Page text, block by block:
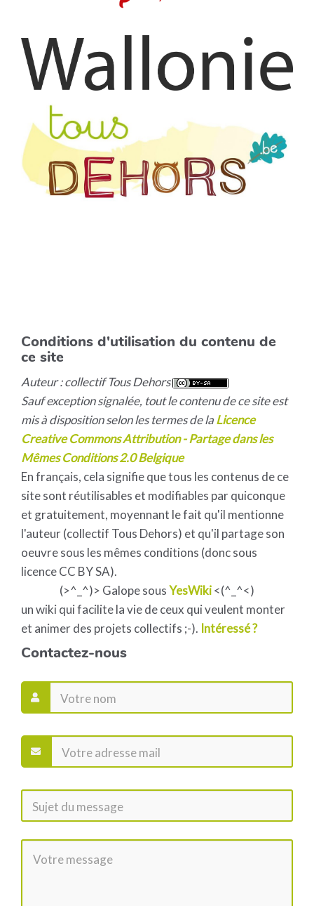
Conditions d'utilisation du contenu de
ce site
Auteur : collectif Tous Dehors
Sauf exception signalée, tout le contenu de ce site est
mis à disposition selon les termes de laLicence
Creative Commons Attribution - Partage dans les
Mêmes Conditions 2.0 Belgique
En français, cela signifie que tous les contenus de ce
site sont réutilisables et modifiables par quiconque
et gratuitement, moyennant le fait qu'il mentionne
l'auteur (collectif Tous Dehors) et qu'il partage son
oeuvre sous les mêmes conditions (donc sous
licence CC BY SA).
(>^_^)> Galope sousYesWiki<(^_^<)
un wiki qui facilite la vie de ceux qui veulent monter
et animer des projets collectifs ;-). Intéressé ?
Contactez-nous